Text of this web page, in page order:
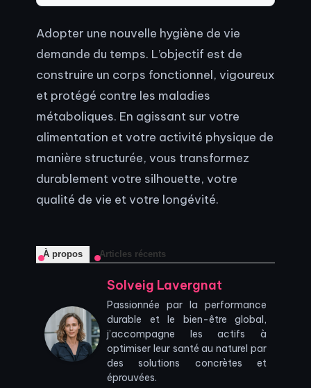
Adopter une nouvelle hygiène de vie
demande du temps. L’objectif est de
construire un corps fonctionnel, vigoureux
et protégé contre les maladies
métaboliques. En agissant sur votre
alimentation et votre activité physique de
manière structurée, vous transformez
durablement votre silhouette, votre
qualité de vie et votre longévité.
À propos Articles récents
Solveig Lavergnat
Passionnée par la performance
durable et le bien-être global,
j’accompagne les actifs à
optimiser leur santé au naturel par
des solutions concrètes et
éprouvées.